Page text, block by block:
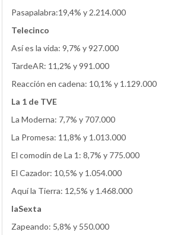
Pasapalabra:19,4% y 2.214.000
Telecinco
Así es la vida: 9,7% y 927.000
TardeAR: 11,2% y 991.000
Reacción en cadena: 10,1% y 1.129.000
La 1 de TVE
La Moderna: 7,7% y 707.000
La Promesa: 11,8% y 1.013.000
El comodín de La 1: 8,7% y 775.000
El Cazador: 10,5% y 1.054.000
Aquí la Tierra: 12,5% y 1.468.000
laSexta
Zapeando: 5,8% y 550.000